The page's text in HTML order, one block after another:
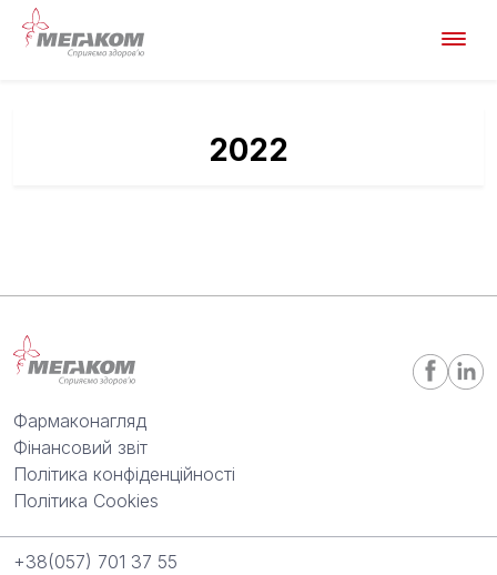
2022
Фармаконагляд
Фінансовий звіт
Політика конфіденційності
Політика Cookies
+38(057) 701 37 55